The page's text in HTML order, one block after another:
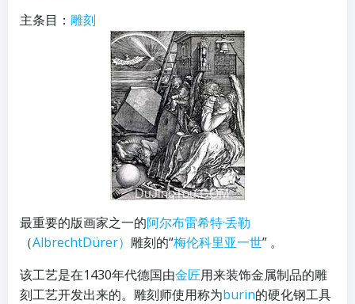
主条目： 雕刻
最重要的版画家之一的阿尔布雷希特·丢勒
（AlbrechtDürer） 雕刻的“梅伦科里亚一世” 。
该工艺是在1430年代德国由金匠用来装饰金属制品的雕
刻工艺开发出来的。雕刻师使用称为burin的硬化钢工具